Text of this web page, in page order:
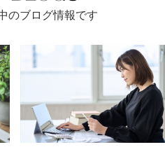
のブログ情報です